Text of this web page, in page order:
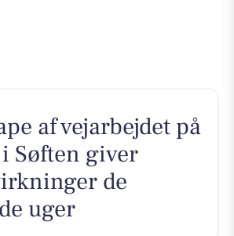
af vejarbejdet på
Søften giver
de
uger